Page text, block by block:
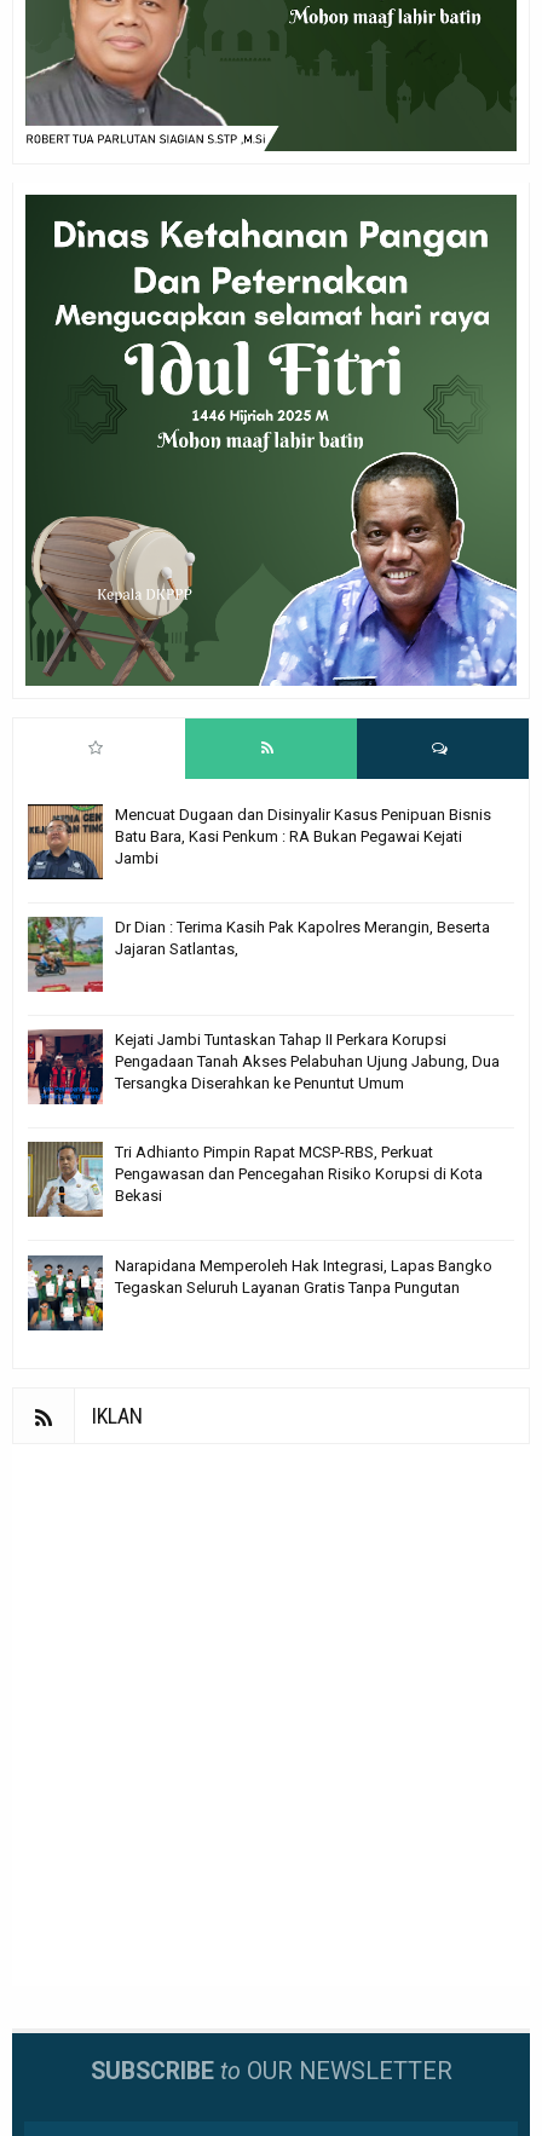
Mencuat Dugaan dan Disinyalir Kasus Penipuan Bisnis
Batu Bara, Kasi Penkum : RA Bukan Pegawai Kejati
Jambi
Dr Dian : Terima Kasih Pak Kapolres Merangin, Beserta
Jajaran Satlantas,
Kejati Jambi Tuntaskan Tahap II Perkara Korupsi
Pengadaan Tanah Akses Pelabuhan Ujung Jabung, Dua
Tersangka Diserahkan ke Penuntut Umum
Tri Adhianto Pimpin Rapat MCSP-RBS, Perkuat
Pengawasan dan Pencegahan Risiko Korupsi di Kota
Bekasi
Narapidana Memperoleh Hak Integrasi, Lapas Bangko
Tegaskan Seluruh Layanan Gratis Tanpa Pungutan
IKLAN
SUBSCRIBE to OUR NEWSLETTER